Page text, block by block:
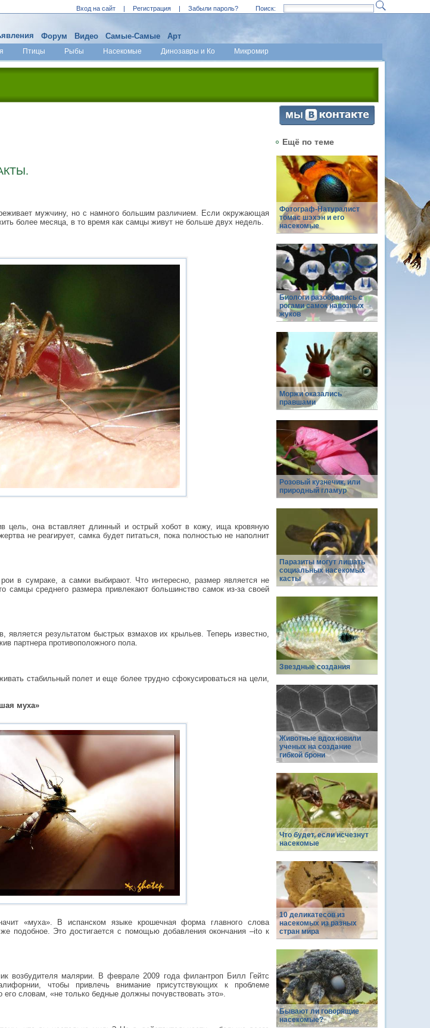
Вход на сайт | Регистрация | Забыли пароль? Поиск:
Птицы Рыбы Насекомые Динозавры и Ко Микромир
Форум Видео Самые-Самые Арт
мужчину, но с намного большим различием. Если окружающая
более месяца, в то время как самцы живут не больше двух недель.
цель, она вставляет длинный и острый хобот в кожу, ища кровяную
не реагирует, самка будет питаться, пока полностью не наполнит
в сумраке, а самки выбирают. Что интересно, размер является не
самцы среднего размера привлекают большинство самок из-за своей
результатом быстрых взмахов их крыльев. Теперь известно,
партнера противоположного пола.
стабильный полет и еще более трудно сфокусироваться на цели,
муха»
«муха». В испанском языке крошечная форма главного слова
подобное. Это достигается с помощью добавления окончания –ito к
возбудителя малярии. В феврале 2009 года филантроп Билл Гейтс
чтобы привлечь внимание присутствующих к проблеме
словам, «не только бедные должны почувствовать это».
Ещё по теме
Фотограф-Натуралист
томас шэхэн и его
насекомые
Биологи разобрались с
рогами самок навозных
жуков
Моржи оказались
правшами
Розовый кузнечик, или
природный гламур
Паразиты могут лишать
социальных насекомых
касты
Звездные создания
Животные вдохновили
ученых на создание
гибкой брони
Что будет, если исчезнут
насекомые
10 деликатесов из
насекомых из разных
стран мира
Бывают ли говорящие
насекомые?